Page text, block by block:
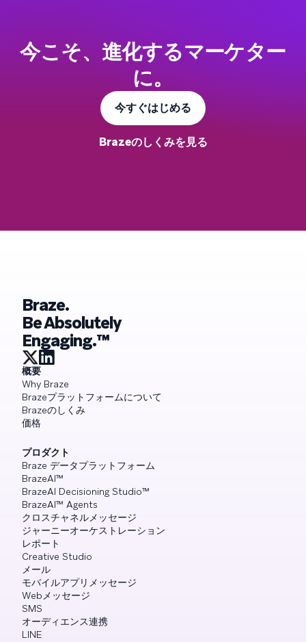
今こそ、進化するマーケター
に。
今すぐはじめる
Brazeのしくみを見る
Braze.
Be Absolutely
Engaging.™
概要
Why Braze
Brazeプラットフォームについて
Brazeのしくみ
価格
プロダクト
Braze データプラットフォーム
BrazeAI™
BrazeAI Decisioning Studio™
BrazeAI™ Agents
クロスチャネルメッセージ
ジャーニーオーケストレーション
レポート
Creative Studio
メール
モバイルアプリメッセージ
Webメッセージ
SMS
オーディエンス連携
LINE